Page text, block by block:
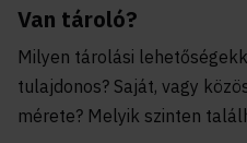
Van tároló?
Milyen tárolási
tulajdonos? Saját, vagy
mérete? Melyik szinten